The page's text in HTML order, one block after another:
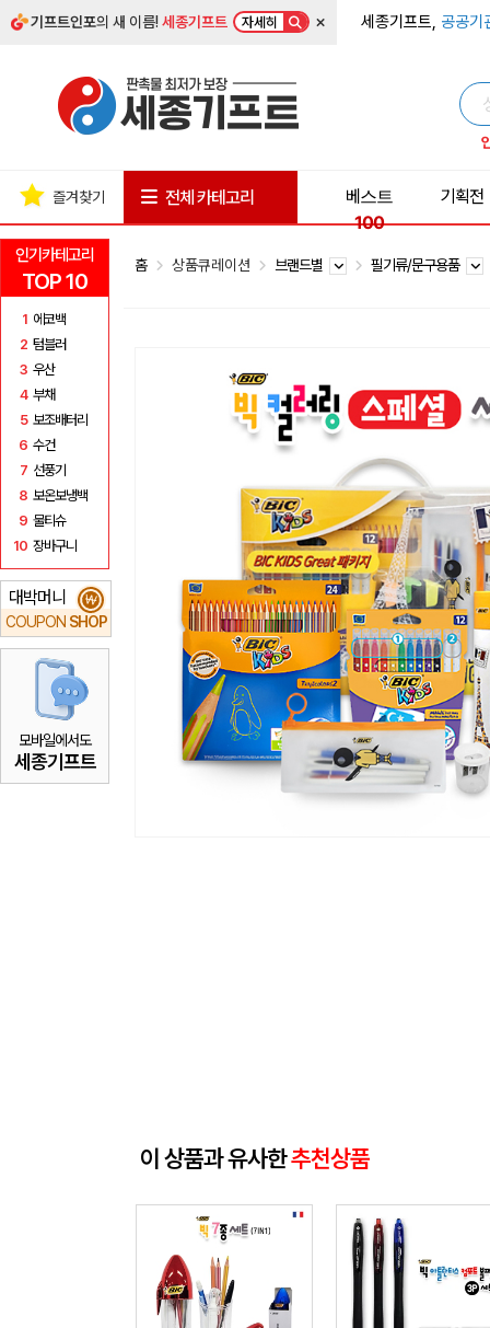
기프트인포의 새 이름!세종기프트 자세히 × 세종기프트, 공공기
인기카테고리
TOP 10
1 에코백
2 텀블러
3 우산
4 부채
5 보조배터리
6 수건
7 선풍기
8 보온보냉백
9 물티슈
10 장바구니
대박머니
COUPON SHOP
₩
모바일에서도
세종기프트
즐겨찾기 전체 카테고리
베스트
100
기획전
홈 상품큐레이션 브랜드별 필기류/문구용품
이 상품과 유사한추천상품